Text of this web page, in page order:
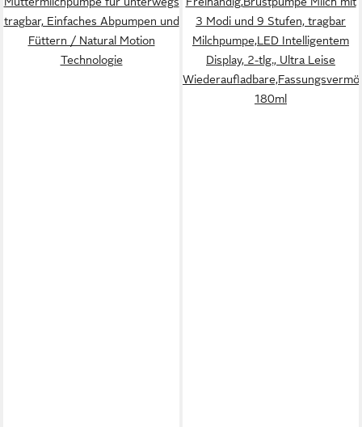
tragbar, Einfaches Abpumpen und
Füttern / Natural Motion
Technologie
3 Modi und 9 Stufen, tragbar
Milchpumpe,LED Intelligentem
Display, 2-tlg., Ultra Leise
180ml